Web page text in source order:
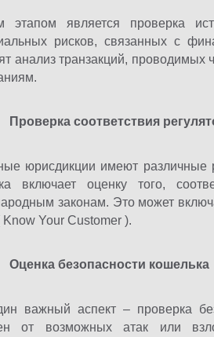
этапом является проверка
рисков, связанных с
анализ транзакций, проводимых
Проверка соответствия
юрисдикции имеют различные
включает оценку того,
законам. Это может
Know Your Customer ).
Оценка безопасности кошелька
важный аспект – проверка
от возможных атак или